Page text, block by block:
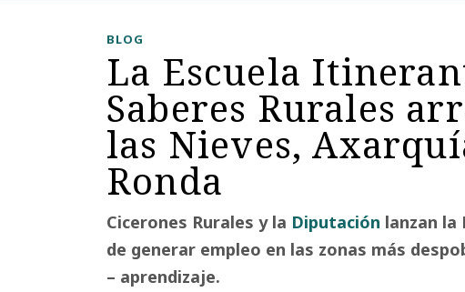
BLOG
La Escuela
Saberes Rurales
las Nieves,
Ronda
Cicerones Rurales y la Diputación lanzan
de generar empleo en las zonas más
– aprendizaje.